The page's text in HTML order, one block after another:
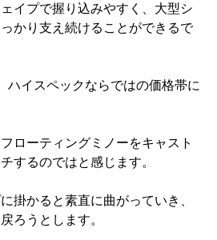
イプで握り込みやすく、大型シ
かり支え続けることができるで
ハイスペックならではの価格帯に
ローティングミノーをキャスト
するのではと感じます。
掛かると素直に曲がっていき、
ろうとします。